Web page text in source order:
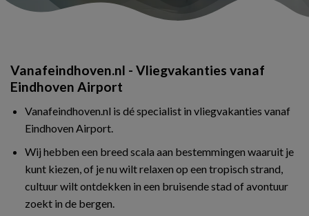
Vanafeindhoven.nl - Vliegvakanties vanaf
Eindhoven Airport
Vanafeindhoven.nl is dé specialist in vliegvakanties vanaf
Eindhoven Airport.
Wij hebben een breed scala aan bestemmingen waaruit je
kunt kiezen, of je nu wilt relaxen op een tropisch strand,
cultuur wilt ontdekken in een bruisende stad of avontuur
zoekt in de bergen.